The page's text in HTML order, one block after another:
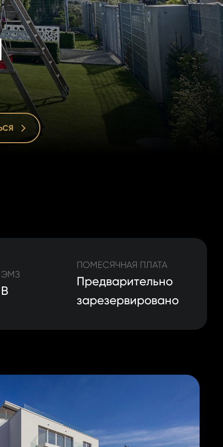
ЭМЗ
B
ПОМЕСЯЧНАЯ ПЛАТА
Предварительно
зарезервировано